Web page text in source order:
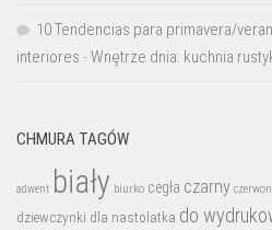
10 Tendencias para primavera/
interiores -Wnętrze dnia: kuchnia
CHMURA TAGÓW
adwent biały biurko cegła czarny
dziewczynki dla nastolatka do